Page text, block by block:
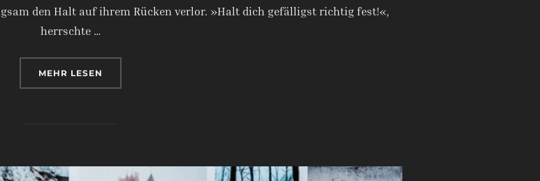
den Halt auf ihrem Rücken verlor. »Halt dich gefälligst richtig fest!«,
herrschte …
MEHR ÜBER „LAST KIDS STANDING – TEXTAUSZUG # 001“
LESEN